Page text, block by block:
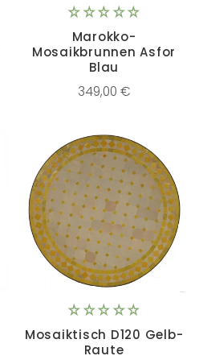
Marokko-
Mosaikbrunnen Asfor
Blau
349,00 €
Mosaiktisch D120 Gelb-
Raute